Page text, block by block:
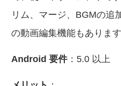
リム、マージ、BGMの追
の動画編集機能もあります
Android 要件：5.0 以上